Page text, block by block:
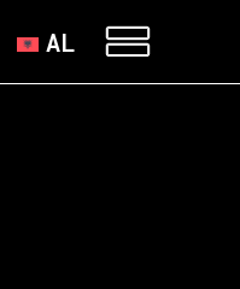
AL